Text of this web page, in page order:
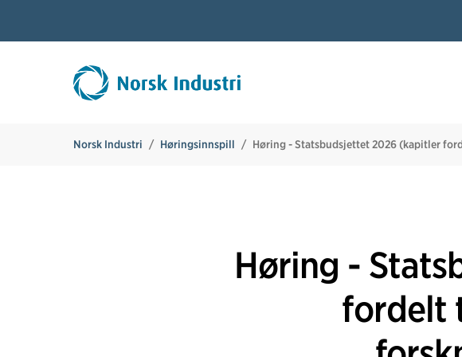
Norsk Industri Høringsinnspill Høring - Statsbudsjettet 2026 (kapitler
Høring -
fordelt